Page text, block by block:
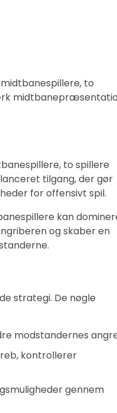
to
to spillere
tilgang, der gør
for offensivt spil.
kan
og skaber en
strategi. De nøgle
modstandernes
kontrollerer
gennem